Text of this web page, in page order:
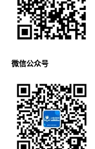
微信公众号